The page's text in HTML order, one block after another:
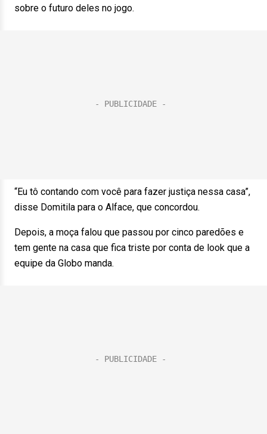
sobre o futuro deles no jogo.
“Eu tô contando com você para fazer justiça nessa casa”,
disse Domitila para o Alface, que concordou.
Depois, a moça falou que passou por cinco paredões e
tem gente na casa que fica triste por conta de look que a
equipe da Globo manda.